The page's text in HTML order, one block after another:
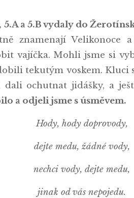
a 5.B vydaly do
znamenají Velikonoce
vajíčka. Mohli jsme si
tekutým voskem. Kluci
ochutnat jidášky, a
a odjeli jsme s úsměvem.
Hody, hody doprovody,
dejte medu, žádné vody,
nechci vody, dejte medu,
jinak od vás nepojedu.